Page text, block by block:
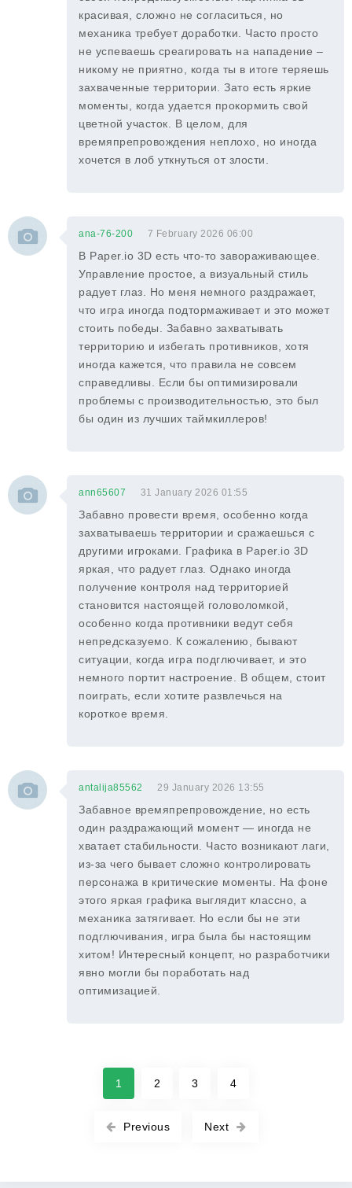
красивая, сложно не согласиться, но
механика требует доработки. Часто просто
не успеваешь среагировать на нападение –
никому не приятно, когда ты в итоге теряешь
захваченные территории. Зато есть яркие
моменты, когда удается прокормить свой
цветной участок. В целом, для
времяпрепровождения неплохо, но иногда
хочется в лоб уткнуться от злости.
ana-76-200 7 February 2026 06:00
В Paper.io 3D есть что-то завораживающее.
Управление простое, а визуальный стиль
радует глаз. Но меня немного раздражает,
что игра иногда подтормаживает и это может
стоить победы. Забавно захватывать
территорию и избегать противников, хотя
иногда кажется, что правила не совсем
справедливы. Если бы оптимизировали
проблемы с производительностью, это был
бы один из лучших таймкиллеров!
ann65607 31 January 2026 01:55
Забавно провести время, особенно когда
захватываешь территории и сражаешься с
другими игроками. Графика в Paper.io 3D
яркая, что радует глаз. Однако иногда
получение контроля над территорией
становится настоящей головоломкой,
особенно когда противники ведут себя
непредсказуемо. К сожалению, бывают
ситуации, когда игра подглючивает, и это
немного портит настроение. В общем, стоит
поиграть, если хотите развлечься на
короткое время.
antalija85562 29 January 2026 13:55
Забавное времяпрепровождение, но есть
один раздражающий момент — иногда не
хватает стабильности. Часто возникают лаги,
из-за чего бывает сложно контролировать
персонажа в критические моменты. На фоне
этого яркая графика выглядит классно, а
механика затягивает. Но если бы не эти
подглючивания, игра была бы настоящим
хитом! Интересный концепт, но разработчики
явно могли бы поработать над
оптимизацией.
Previous
1 2 3 4
Next